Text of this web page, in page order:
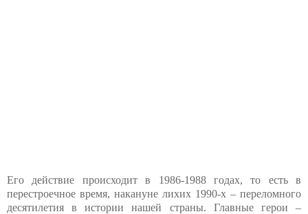
Его действие происходит в 1986-1988 годах, то есть в
перестроечное время, накануне лихих 1990-х – переломного
десятилетия в истории нашей страны. Главные герои –